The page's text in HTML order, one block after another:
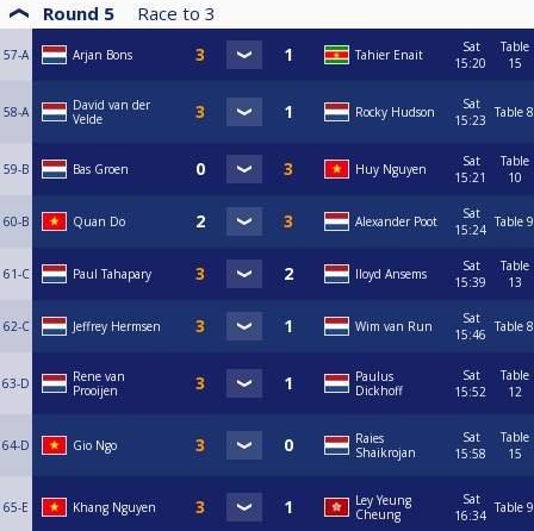
Round 5 Race to 3
57-A Arjan Bons Tahier Enait
Sat
15:20
Table
15
58-A
David van der
Velde
Rocky Hudson
Sat
15:23 Table 8
59-B Bas Groen Huy Nguyen
Sat
15:21
Table
10
60-B Quan Do Alexander Poot
Sat
15:24 Table 9
61-C Paul Tahapary lloyd Ansems
Sat
15:39
Table
13
62-C Jeffrey Hermsen Wim van Run
Sat
15:46 Table 8
63-D
Rene van
Prooijen
Paulus
Dickhoff
Sat
15:52
Table
12
64-D Gio Ngo
Raies
Shaikrojan
Sat
15:58
Table
15
65-E Khang Nguyen
Ley Yeung
Cheung
Sat
16:34 Table 9